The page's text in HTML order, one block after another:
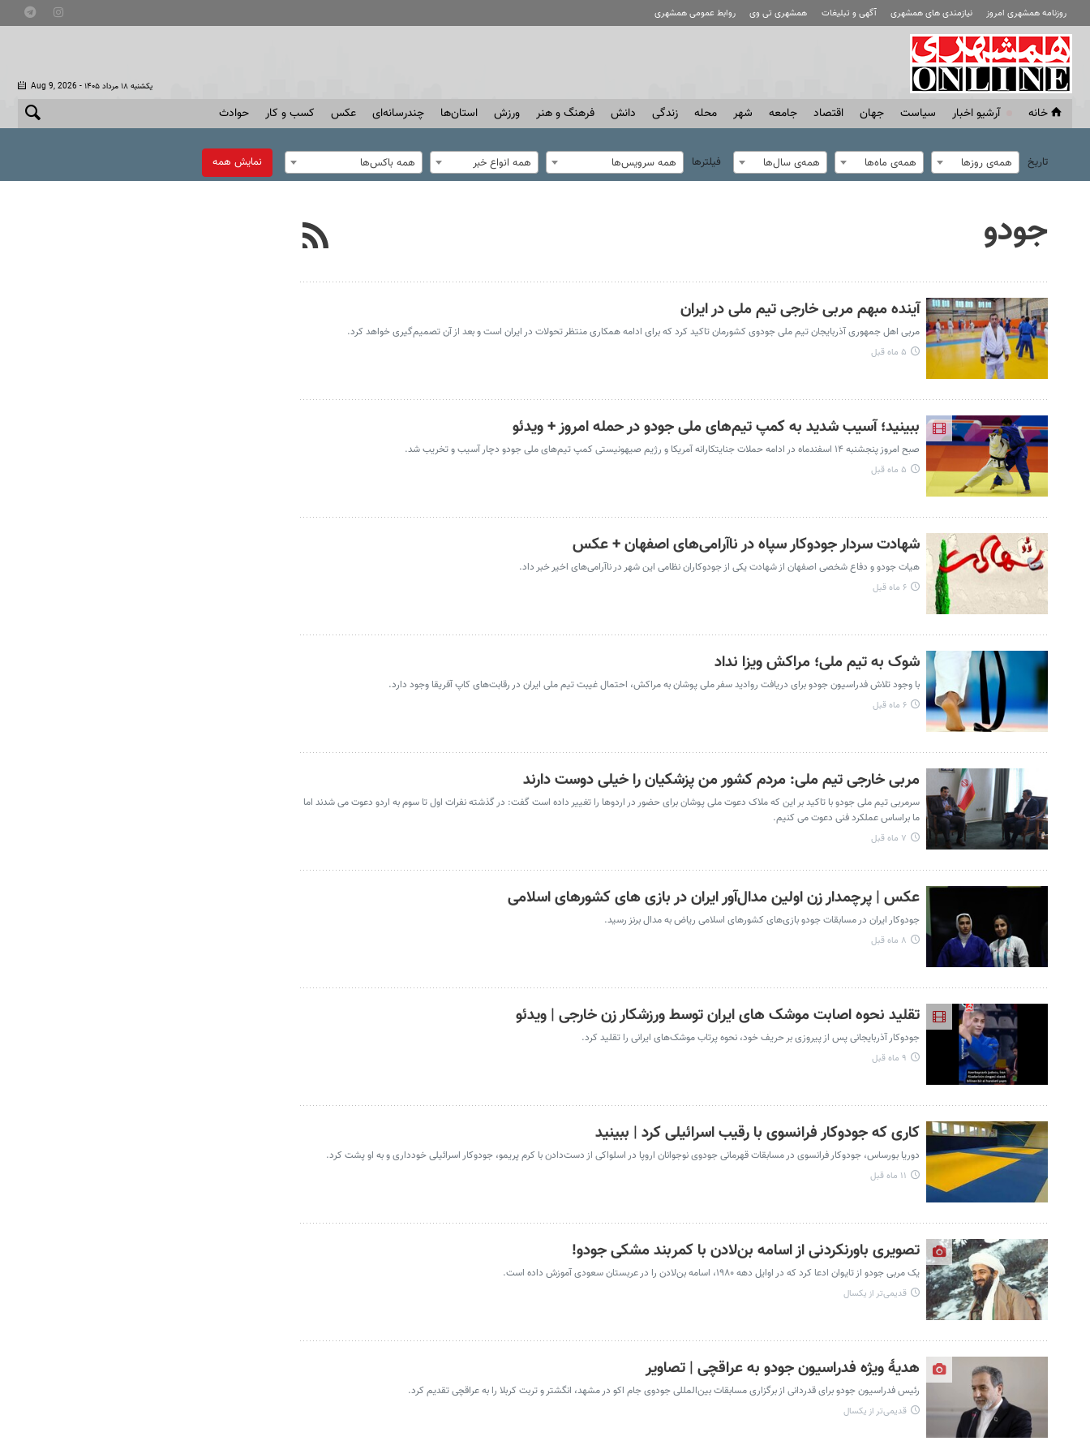
روزنامه همشهری امروز نیازمندی های همشهری آگهی و تبلیغات همشهری تی وی روابط عمومی همشهری
Aug 9, 2026 - یکشنبه ۱۸ مرداد ۱۴۰۵
خانه آرشیو اخبار سياست جهان اقتصاد جامعه شهر محله زندگی دانش فرهنگ و هنر ورزش استان‌ها چندرسانه‌ای عکس کسب و کار حوادث
تاریخ همه‌ی روزها همه‌ی ماه‌ها همه‌ی سال‌ها فیلترها همه سرویس‌ها همه انواع خبر همه باکس‌ها نمایش همه
جودو
آینده مبهم مربی خارجی تیم ملی در ایران
مربی اهل جمهوری آذربایجان تیم ملی جودوی کشورمان تاکید کرد که برای ادامه همکاری منتظر تحولات در ایران است و بعد از آن تصمیم‌گیری خواهد کرد.
۵ ماه قبل
ببینید؛ آسیب شدید به کمپ تیم‌های ملی جودو در حمله امروز + ویدئو
صبح امروز پنجشنبه ۱۴ اسفندماه در ادامه حملات جنایتکارانه آمریکا و رژیم صیهونیستی کمپ تیم‌های ملی جودو دچار آسیب و تخریب شد.
۵ ماه قبل
شهادت سردار جودوکار سپاه در ناآرامی‌های اصفهان + عکس
هیات جودو و دفاع شخصی اصفهان از شهادت یکی از جودوکاران نظامی این شهر در ناآرامی‌های اخیر خبر داد.
۶ ماه قبل
شوک به تیم ملی؛ مراکش ویزا نداد
با وجود تلاش فدراسیون جودو برای دریافت روادید سفر ملی پوشان به مراکش، احتمال غیبت تیم ملی ایران در رقابت‌های کاپ آفریقا وجود دارد.
۶ ماه قبل
مربی خارجی تیم ملی: مردم کشور من پزشکیان را خیلی دوست دارند
سرمربی تیم ملی جودو با تاکید بر این که ملاک دعوت ملی پوشان برای حضور در اردوها را تغییر داده است گفت: در گذشته نفرات اول تا سوم به اردو دعوت می شدند اما
ما براساس عملکرد فنی دعوت می کنیم.
۷ ماه قبل
عکس | پرچمدار زن اولین مدال‌آور ایران در بازی های کشورهای اسلامی
جودوکار ایران در مسابقات جودو بازی‌های کشورهای اسلامی ریاض به مدال برنز رسید.
۸ ماه قبل
تقلید نحوه اصابت موشک های ایران توسط ورزشکار زن خارجی | ویدئو
جودوکار آذربایجانی پس از پیروزی بر حریف خود، نحوه پرتاب موشک‌های ایرانی را تقلید کرد.
۹ ماه قبل
کاری که جودوکار فرانسوی با رقیب اسرائیلی کرد | ببینید
دوریا بورساس، جودوکار فرانسوی در مسابقات قهرمانی جودوی نوجوانان اروپا در اسلواکی از دست‌دادن با کرم پریمو، جودوکار اسرائیلی خودداری و به او پشت کرد.
۱۱ ماه قبل
تصویری باورنکردنی از اسامه بن‌لادن با کمربند مشکی جودو!
یک مربی جودو از تایوان ادعا کرد که در اوایل دهه ۱۹۸۰، اسامه بن‌لادن را در عربستان سعودی آموزش داده است.
قدیمی‌تر از یکسال
هدیهٔ ویژه فدراسیون جودو به عراقچی | تصاویر
رئیس فدراسیون جودو برای قدردانی از برگزاری مسابقات بین‌المللی جودوی جام اکو در مشهد، انگشتر و تربت کربلا را به عراقچی تقدیم کرد.
قدیمی‌تر از یکسال